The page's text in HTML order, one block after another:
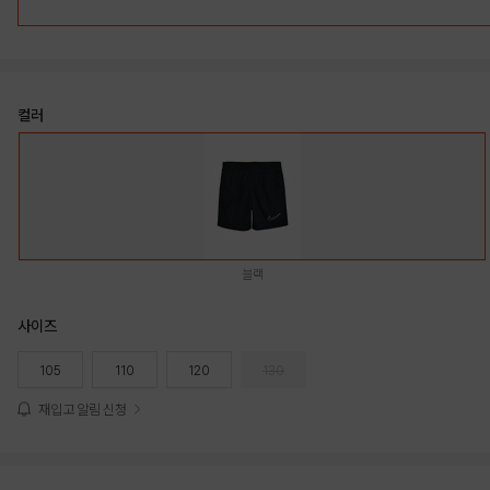
컬러
블랙
사이즈
105 110 120
재입고 알림 신청